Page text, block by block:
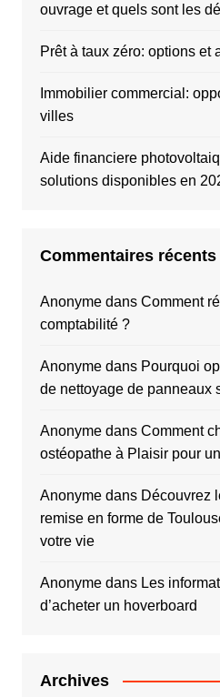
ouvrage et quels sont les
Prêt à taux zéro: options et
Immobilier commercial:
villes
Aide financiere
solutions disponibles en
Commentaires récents
Anonymedans Comment
comptabilité ?
Anonymedans Pourquoi
de nettoyage de panneaux
Anonymedans Comment
ostéopathe à Plaisir pour
Anonymedans Découvrez
remise en forme de
votre vie
Anonymedans Les
d’acheter un hoverboard
Archives